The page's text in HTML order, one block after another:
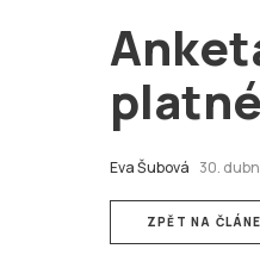
Eva Šubová 30.
ZPĚT NA